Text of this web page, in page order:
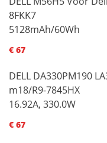
8FKK7
5128mAh/60Wh
€ 67
DELL DA330PM190
m18/R9-7845HX
16.92A, 330.0W
€ 67